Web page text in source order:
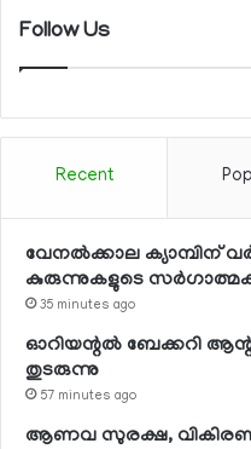
Follow Us
Recent
വേനല്‍ക്കാല ക്യാമ്പിന്
കുരുന്നുകളുടെ സര്‍ഗാത്മക
35 minutes ago
ഓറിയന്റല്‍ ബേക്കറി
തുടരുന്നു
57 minutes ago
ആണവ സുരക്ഷ,